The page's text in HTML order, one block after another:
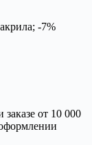
-7%
от 10 000